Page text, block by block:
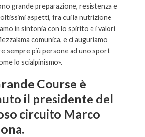
grande preparazione, resistenza e
aspetti, fra cui la nutrizione
in sintonia con lo spirito e i valori
comunica, e ci auguriamo
sempre più persone ad uno sport
lo scialpinismo».
Course è
il presidente del
circuito Marco